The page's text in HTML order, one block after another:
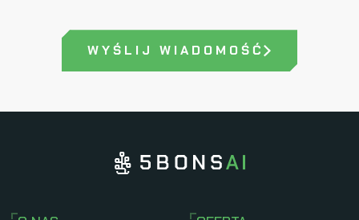
WYŚLIJ WIADOMOŚĆ